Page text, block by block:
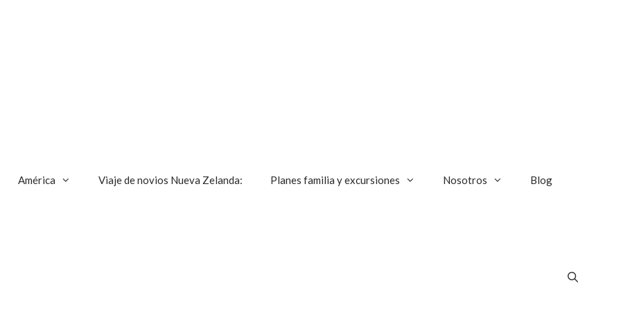
América Viaje de novios Nueva Zelanda: Planes familia y excursiones Nosotros Blog